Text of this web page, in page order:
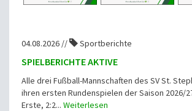
04.08.2026 // Sportberichte
SPIELBERICHTE AKTIVE
Alle drei Fußball-Mannschaften des SV St.
ihren ersten Rundenspielen der Saison 2026/
Erste, 2:2... Weiterlesen